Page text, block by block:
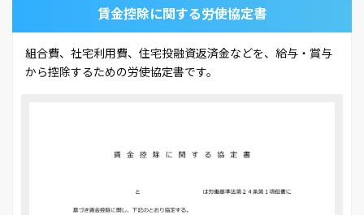
賃金控除に関する労使協定書
組合費、社宅利用費、住宅投融資返済金などを、給与・賞与
から控除するための労使協定書です。